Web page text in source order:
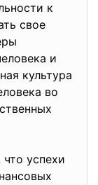
к
свое
и
культура
во
успехи